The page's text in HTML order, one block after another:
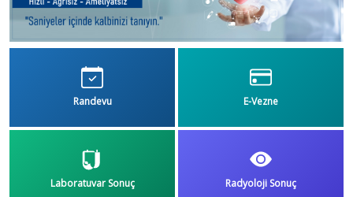
Randevu E-Vezne
Laboratuvar Sonuç Radyoloji Sonuç